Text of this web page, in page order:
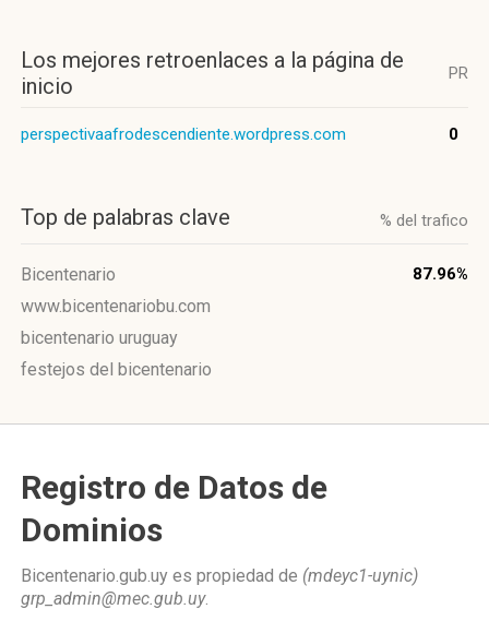
Los mejores retroenlaces a la página de
inicio
PR
perspectivaafrodescendiente.wordpress.com 0
Top de palabras clave % del trafico
Bicentenario 87.96%
www.bicentenariobu.com
bicentenario uruguay
festejos del bicentenario
Registro de Datos de
Dominios
Bicentenario.gub.uy es propiedad de (mdeyc1-uynic)
grp_admin@mec.gub.uy.